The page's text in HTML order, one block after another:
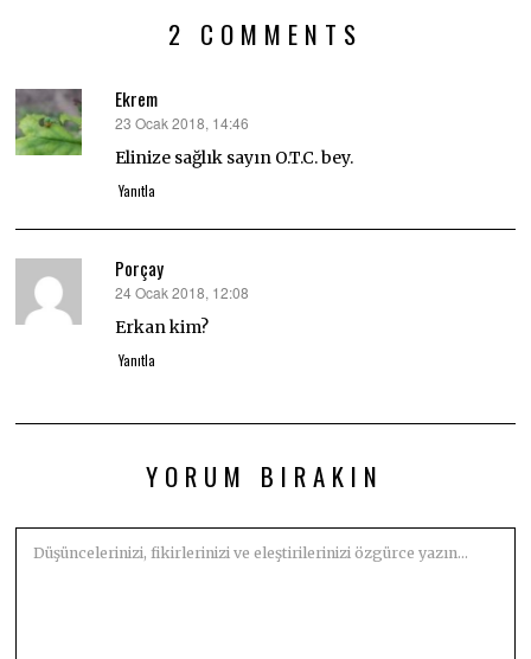
2 COMMENTS
Ekrem
dedi
ki:
23 Ocak 2018, 14:46
Elinize sağlık sayın O.T.C. bey.
Yanıtla
Porçay
dedi
ki:
24 Ocak 2018, 12:08
Erkan kim?
Yanıtla
YORUM BIRAKIN